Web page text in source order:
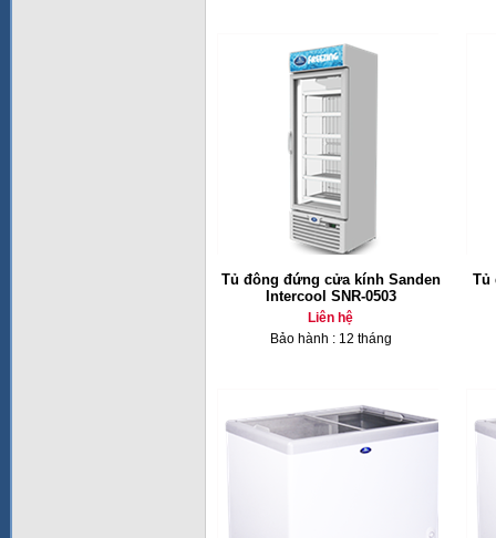
Tủ đông đứng cửa kính Sanden
Intercool SNR-0503
Liên hệ
Bảo hành : 12 tháng
Tủ